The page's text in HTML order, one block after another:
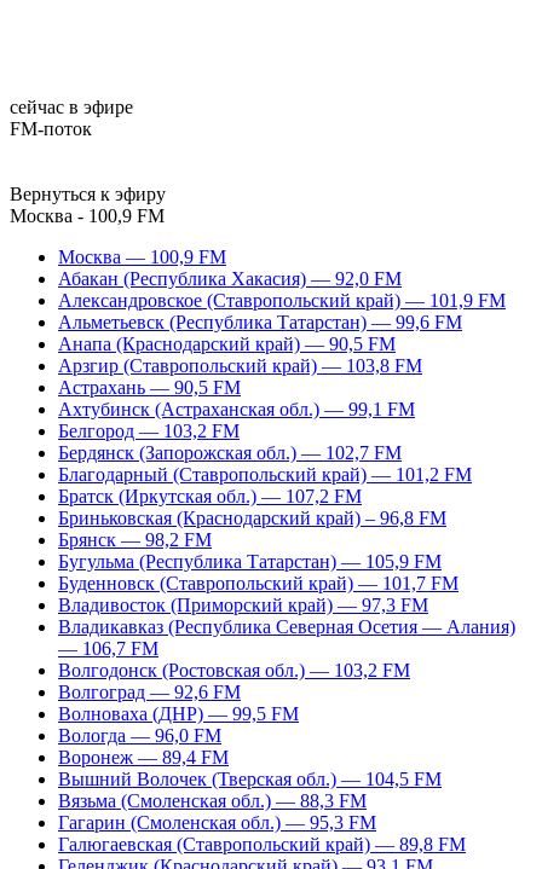
сейчас в эфире
FM-поток
Вернуться к эфиру
Москва - 100,9 FM
Москва — 100,9 FM
Абакан (Республика Хакасия) — 92,0 FM
Александровское (Ставропольский край) — 101,9 FM
Альметьевск (Республика Татарстан) — 99,6 FM
Анапа (Краснодарский край) — 90,5 FM
Арзгир (Ставропольский край) — 103,8 FM
Астрахань — 90,5 FM
Ахтубинск (Астраханская обл.) — 99,1 FM
Белгород — 103,2 FM
Бердянск (Запорожская обл.) — 102,7 FM
Благодарный (Ставропольский край) — 101,2 FM
Братск (Иркутская обл.) — 107,2 FM
Бриньковская (Краснодарский край) – 96,8 FM
Брянск — 98,2 FM
Бугульма (Республика Татарстан) — 105,9 FM
Буденновск (Ставропольский край) — 101,7 FM
Владивосток (Приморский край) — 97,3 FM
Владикавказ (Республика Северная Осетия — Алания)
— 106,7 FM
Волгодонск (Ростовская обл.) — 103,2 FM
Волгоград — 92,6 FM
Волноваха (ДНР) — 99,5 FM
Вологда — 96,0 FM
Воронеж — 89,4 FM
Вышний Волочек (Тверская обл.) — 104,5 FM
Вязьма (Смоленская обл.) — 88,3 FM
Гагарин (Смоленская обл.) — 95,3 FM
Галюгаевская (Ставропольский край) — 89,8 FM